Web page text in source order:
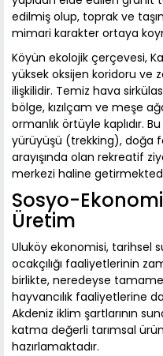
edilmiş olup, toprak ve
mimari karakter ortaya
Köyün ekolojik çerçevesi,
yüksek oksijen koridoru ve
ilişkilidir. Temiz hava
bölge, kızılçam ve meşe
ormanlık örtüyle kaplıdır.
yürüyüşü (trekking), doğa
arayışında olan rekreatif
merkezi haline
Sosyo-
Üretim
Uluköy ekonomisi, tarihsel
ocakçılığı faaliyetlerinin
birlikte, neredeyse
hayvancılık faaliyetlerine
Akdeniz iklim şartlarının
katma değerli tarımsal
hazırlamaktadır.